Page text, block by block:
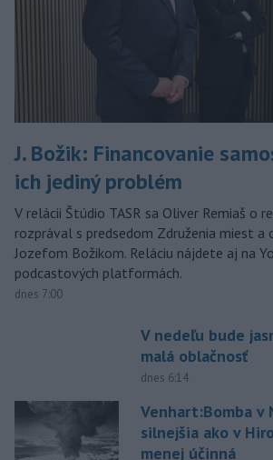
J. Božik: Financovanie
ich jediný problém
V relácii Štúdio TASR sa Oliver Remiaš o
rozprával s predsedom Združenia miest a
Jozefom Božikom. Reláciu nájdete aj na
podcastových platformách.
dnes 7:00
V nedeľu bude
malá oblačnosť
dnes 6:14
Venhart:Bomba v
silnejšia ako v
menej účinná